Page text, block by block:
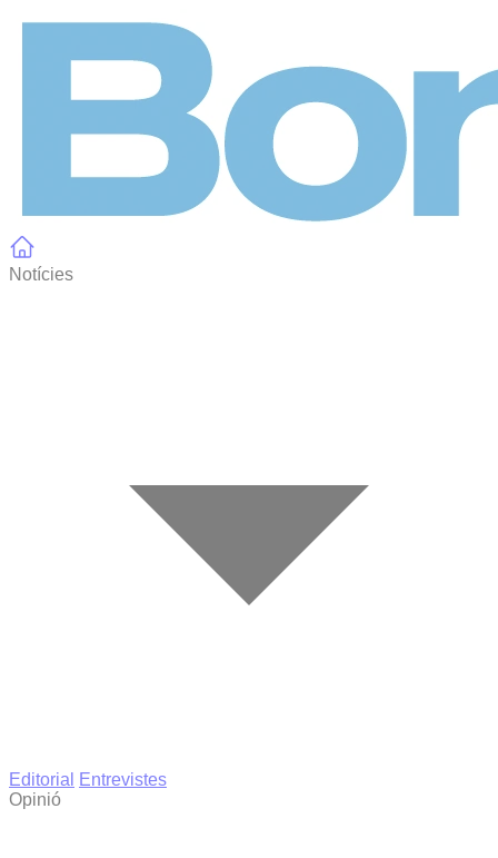
Notícies
Editorial
Entrevistes
Opinió